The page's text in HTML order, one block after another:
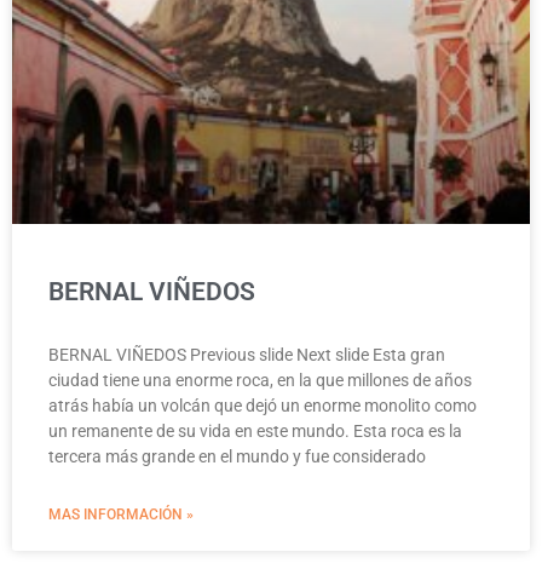
BERNAL VIÑEDOS
BERNAL VIÑEDOS Previous slide Next slide Esta gran
ciudad tiene una enorme roca, en la que millones de años
atrás había un volcán que dejó un enorme monolito como
un remanente de su vida en este mundo. Esta roca es la
tercera más grande en el mundo y fue considerado
MAS INFORMACIÓN »